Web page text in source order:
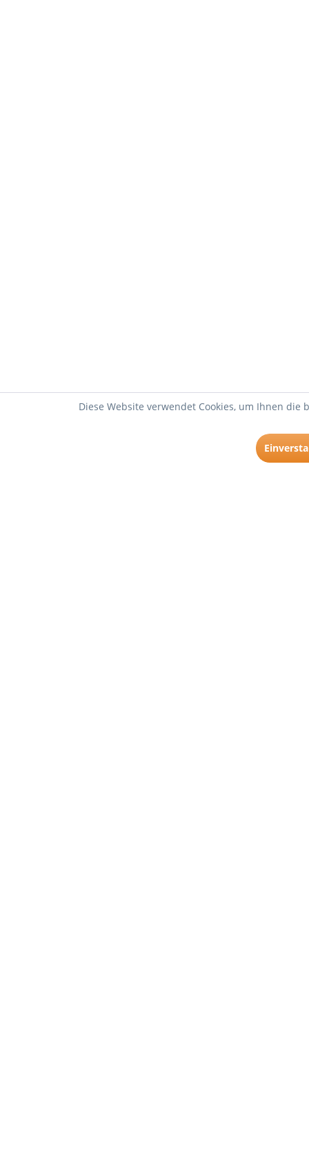
Diese Website verwendet Cookies, um Ihnen